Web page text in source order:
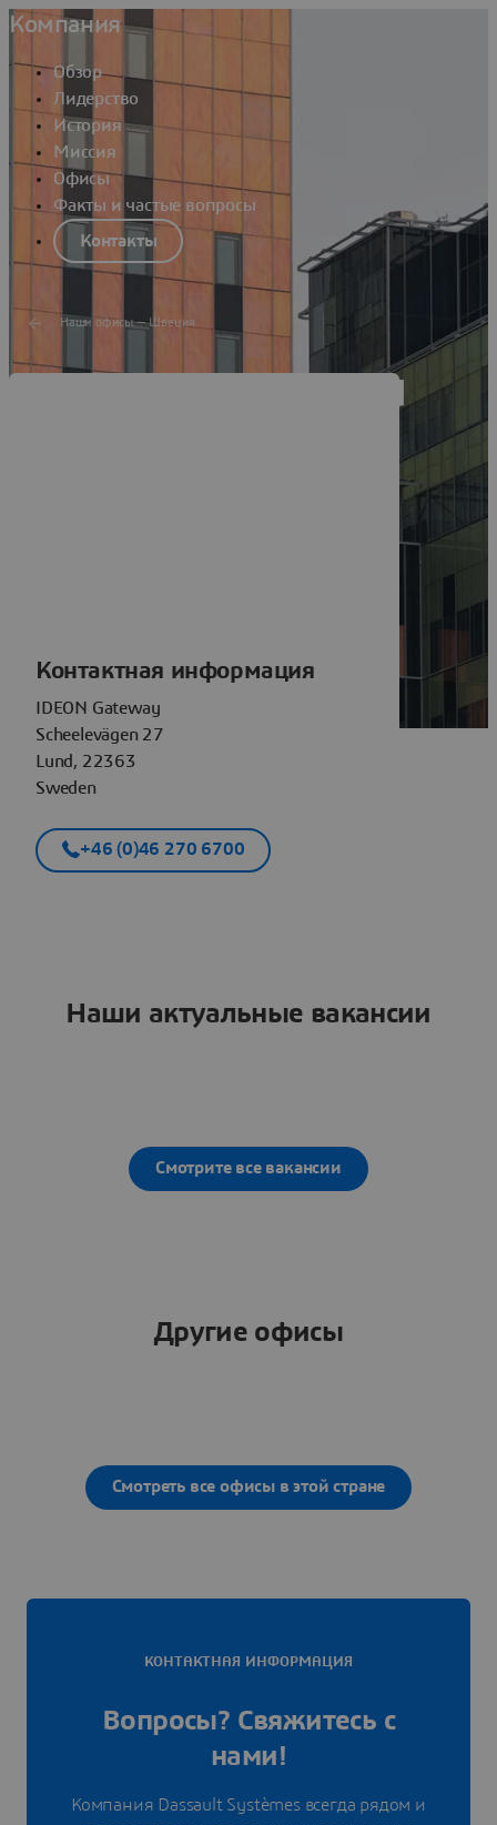
Компания
Обзор
Лидерство
История
Миссия
Офисы
Факты и частые вопросы
Контакты
Наши офисы — Швеция
Dassault Systèmes Lund
Контактная информация
IDEON Gateway
Scheelevägen 27
Lund, 22363
Sweden
+46 (0)46 270 6700
Наши актуальные вакансии
Смотрите все вакансии
Другие офисы
Смотреть все офисы в этой стране
КОНТАКТНАЯ ИНФОРМАЦИЯ
Вопросы? Свяжитесь с
нами!
Компания Dassault Systèmes всегда рядом и